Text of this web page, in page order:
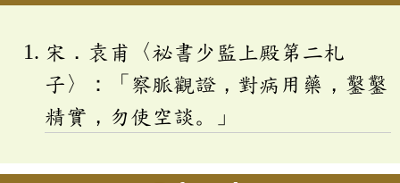
宋．袁甫〈祕書少監上殿第二札
子〉：「察脈觀證，對病用藥，鑿鑿
精實，勿使空談。」